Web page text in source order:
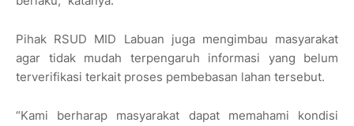
Pihak RSUD MID Labuan juga mengimbau masyarakat
agar tidak mudah terpengaruh informasi yang belum
terverifikasi terkait proses pembebasan lahan tersebut.
“Kami berharap masyarakat dapat memahami kondisi